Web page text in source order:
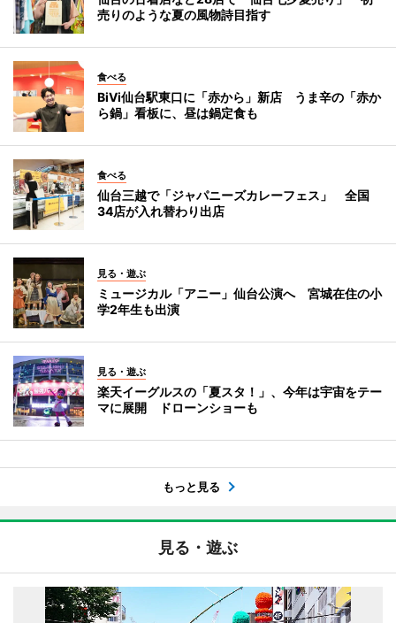
売りのような夏の風物詩目指す
食べる
BiVi仙台駅東口に「赤から」新店 うま辛の「赤か
ら鍋」看板に、昼は鍋定食も
食べる
仙台三越で「ジャパニーズカレーフェス」 全国
34店が入れ替わり出店
見る・遊ぶ
ミュージカル「アニー」仙台公演へ 宮城在住の小
学2年生も出演
見る・遊ぶ
楽天イーグルスの「夏スタ！」、今年は宇宙をテー
マに展開 ドローンショーも
もっと見る
見る・遊ぶ